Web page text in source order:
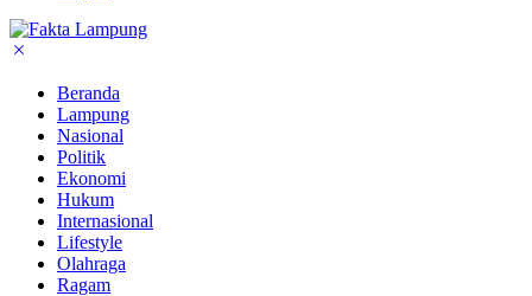
Beranda
Lampung
Nasional
Politik
Ekonomi
Hukum
Internasional
Lifestyle
Olahraga
Ragam